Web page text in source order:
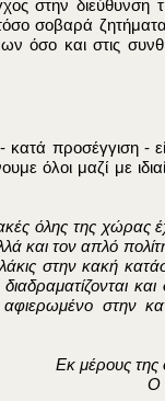
στην διεύθυνση
σοβαρά
όσο και στις
προσέγγιση -
όλοι μαζί με
όλης της χώρας
και τον απλό
στην κακή
και
στην
Εκ μέρους της
Ο